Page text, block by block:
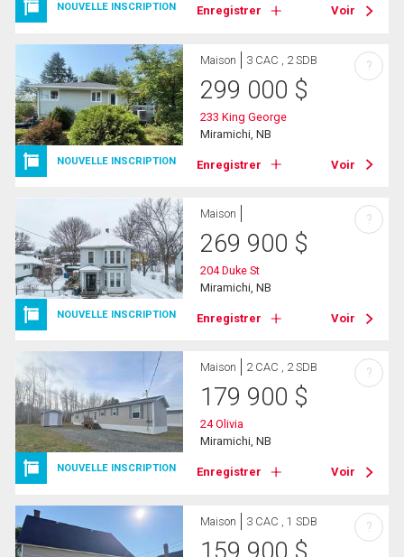
NOUVELLE INSCRIPTION Enregistrer Voir
NOUVELLE INSCRIPTION
Maison 3 CAC , 2 SDB
299 000 $
233 King George
Miramichi, NB
Enregistrer Voir
?
NOUVELLE INSCRIPTION
Maison
269 900 $
204 Duke St
Miramichi, NB
Enregistrer Voir
?
NOUVELLE INSCRIPTION
Maison 2 CAC , 2 SDB
179 900 $
24 Olivia
Miramichi, NB
Enregistrer Voir
?
Maison 3 CAC , 1 SDB ?